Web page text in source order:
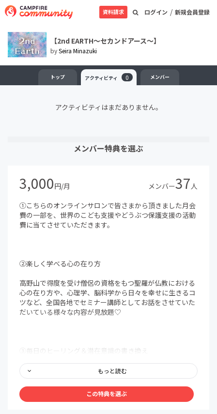
ログイン / 新規会員登録
資料請求
【2nd EARTH〜セカンドアース〜】
bySeira Minazuki
トップ アクティビティ 0 メンバー
アクティビティはまだありません。
メンバー特典を選ぶ
3,000円/月 メンバー37人
①こちらのオンラインサロンで皆さまから頂きました月会
費の一部を、世界のこども支援やどうぶつ保護支援の活動
費に当てさせていただきます。
②楽しく学べる心の在り方
高野山で得度を受け僧侶の資格をもつ聖羅が仏教における
心の在り方や、心理学、脳科学から日々を幸せに生きるコ
ツなど、全国各地でセミナー講師としてお話をさせていた
だいている様々な内容が見放題♡
③毎日のヒーリング＆潜在意識の書き換え
スピリチュアルアイテムを使った特別なヒーリングと一緒
に、聖羅の得意な言霊を込めたアファメーション。
潜在意識を変えていくには半年はかかると言われていま
もっと読む
この特典を選ぶ